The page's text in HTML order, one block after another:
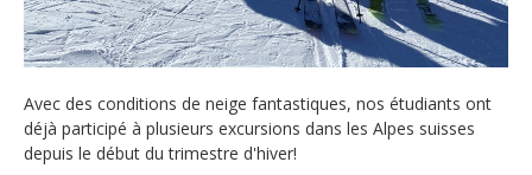
Apply
FAQ
Hébergement
Notre Restaurant
Sécurité
Galeries
Cours de vacances d'été
Offres d'emploi
Liens
Avec des conditions de neige fantastiques, nos étudiants ont
déjà participé à plusieurs excursions dans les Alpes suisses
depuis le début du trimestre d'hiver!